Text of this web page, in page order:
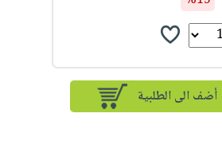
أضف الى الطلبية